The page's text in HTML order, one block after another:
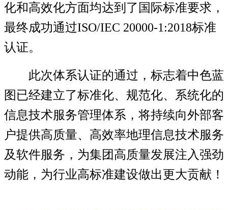
化和高效化方面均达到 了 国际标准要求，
最终成功通过ISO/IEC 20000-1:2018标准
认证。
此次体系认证的通过，标志着中色蓝
图已经建立了标准化、规范化、系统化的
信息技术服务管理体系，将持续向外部客
户提供高质量、高效率地理信息技术服务
及软件服务 ， 为集团高质量发展注入强劲
动能 ，为行业高标准建设做出更大贡献！